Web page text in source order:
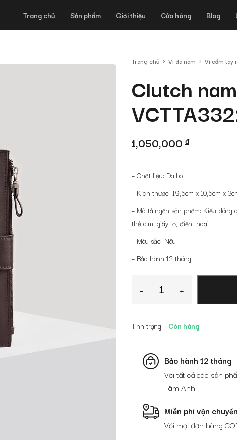
Trang chủ Sản phẩm Giới thiệu Cửa hàng Blog
Trang chủ Ví da nam Ví cầm tay
Clutch
1,050,000 đ
– Chất liệu: Da bò
– Kích thước: 19,5cm x 10,5cm x
– Mô tả ngắn sản phẩm: Kiểu dáng
thẻ atm, giấy tờ, điện thoại.
– Màu sắc: Nâu
– Bảo hành 12 tháng
-
Clutch
nam
da
bóng
VCTTA3322-
01-
+
Tình trạng Còn hàng
Bảo hành 12 tháng
Với tất cả các sản
Tâm Anh
Miễn phí vận chuyển
Với mọi đơn hàng